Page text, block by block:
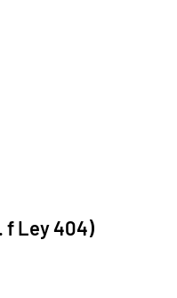
f Ley 404)